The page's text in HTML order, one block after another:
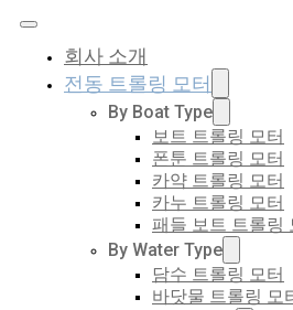
회사 소개
전동 트롤링 모터
By Boat Type
보트 트롤링 모터
폰툰 트롤링 모터
카약 트롤링 모터
카누 트롤링 모터
패들 보트 트롤링
By Water Type
담수 트롤링 모터
바닷물 트롤링 모